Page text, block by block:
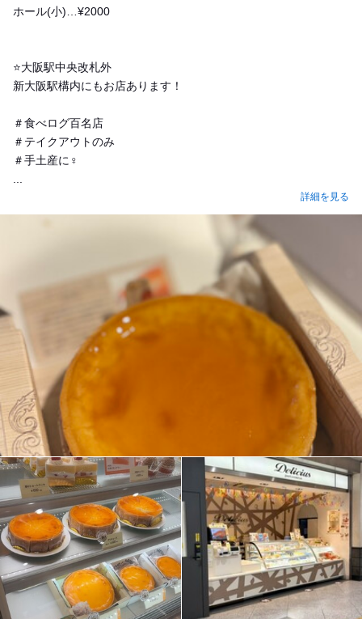
ホール(小)…¥2000
⭐️大阪駅中央改札外
新大阪駅構内にもお店あります！
＃食べログ百名店
＃テイクアウトのみ
＃手土産に‍♀️
詳細を見る